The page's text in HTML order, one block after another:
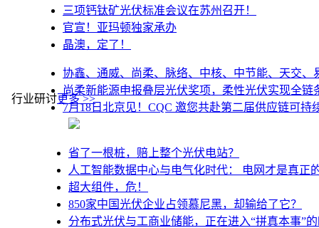
三项钙钛矿光伏标准会议在苏州召开！
官宣！亚玛顿独家承办
晶澳，定了！
协鑫、通威、尚柔、脉络、中核、中节能、天交、
尚柔新能源申报叠层光伏奖项，柔性光伏实现全链
7月18日北京见！CQC 邀您共赴第二届供应链可持
行业研讨更多 >>
省了一根桩，赔上整个光伏电站？
人工智能数据中心与电气化时代： 电网才是真正
超大组件，危！
850家中国光伏企业占领慕尼黑，却输给了它？
分布式光伏与工商业储能，正在进入“拼真本事”